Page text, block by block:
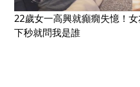
22歲女一高興就癲癇失憶！
下秒就問我是誰